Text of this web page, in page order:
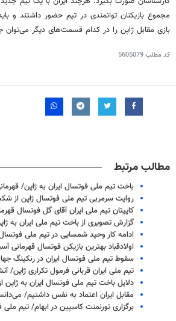
مجموع بازیکنان توانمندی در تیم حضور داشتند و
بازی مقابل ژاپن را در کدام قسمت‌های دیگر می‌توان
کد مطلب5605079
مطالب مرتبط
باخت تیم ملی فوتسال ایران به ژاپن/
روایت سرمربی تیم ملی فوتسال ژاپن از
کاپیتان تیم ملی ایران آقای گل فوتسال
گزارش تصویری از باخت تیم ملی ایران به
ادامه کار وحید شمسایی در تیم ملی فوتسال
اولادقباد بهترین بازیکن فوتسال قهرمانی
سقوط تیم ملی فوتسال ایران در رنکینگ
تیم ملی ایران قربانی فرمول تکراری
دلایل باخت تیم ملی فوتسال ایران به ژاپن
مقابل ایران اعتماد به نفس داشتیم/
برگزاری تورنمنت کاسپین در ابهام/ تیم ملی فوتسال تا